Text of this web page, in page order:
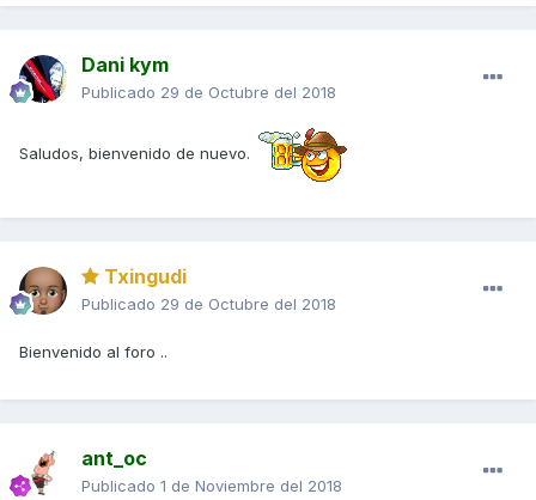
Dani kym
Publicado 29 de Octubre del 2018
Saludos, bienvenido de nuevo.
Txingudi
Publicado 29 de Octubre del 2018
Bienvenido al foro ..
ant_oc
Publicado 1 de Noviembre del 2018